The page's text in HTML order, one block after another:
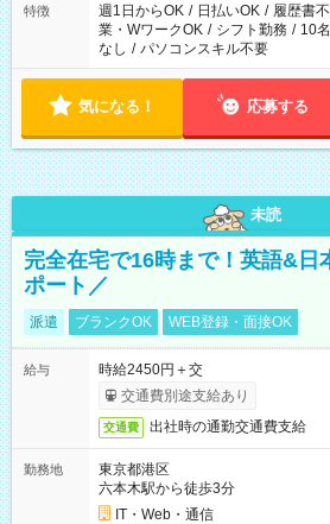
特徴 週1日からOK / 日払いOK / 履歴書
業・WワークOK / シフト勤務 / 10
なし / パソコンスキル不要
気になる！ 応募する
未読
完全在宅で16時まで！英語&日
ポート／
派遣 ブランクOK WEB登録・面接OK
給与
時給2450円＋交
交通費別途支給あり
交通費 出社時の通勤交通費支給
勤務地
東京都港区
六本木駅から徒歩3分
IT・Web・通信